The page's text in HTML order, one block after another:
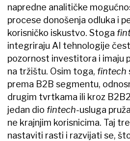
napredne analitičke
procese donošenja odluka i
korisničko iskustvo. Stoga
integriraju AI tehnologije
pozornost investitora i imaju
na tržištu. Osim toga, fintech
prema B2B segmentu,
drugim tvrtkama ili kroz
jedan dio fintech-usluga
ne krajnjim korisnicima. Taj
nastaviti rasti i razvijati se,